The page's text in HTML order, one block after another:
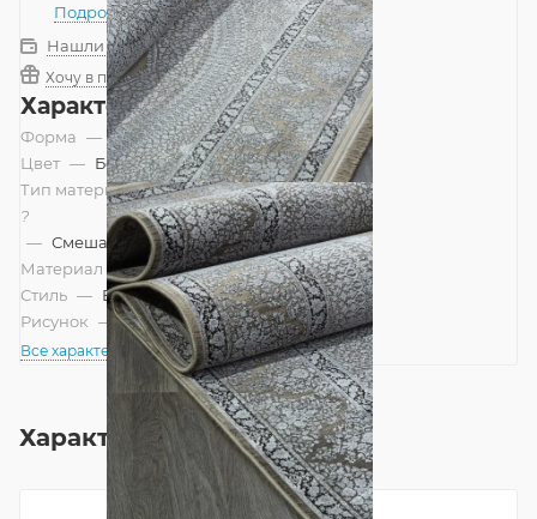
Подробнее
Нашли дешевле?
Хочу в подарок
Характеристики
Форма — Прямоугольник
Цвет — Бежевый, Серый
Тип материала
?
— Смешанный
Материал — Вискоза
Стиль — Восточный
Рисунок — Классический
Все характеристики
Характеристики